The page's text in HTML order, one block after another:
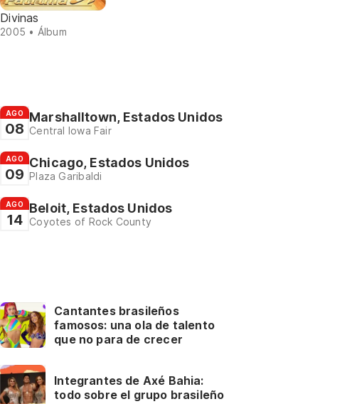
Divinas
2005 • Álbum
AGO
08
Marshalltown, Estados Unidos
Central Iowa Fair
AGO
09
Chicago, Estados Unidos
Plaza Garibaldi
AGO
14
Beloit, Estados Unidos
Coyotes of Rock County
Cantantes brasileños
famosos: una ola de talento
que no para de crecer
Integrantes de Axé Bahia:
todo sobre el grupo brasileño